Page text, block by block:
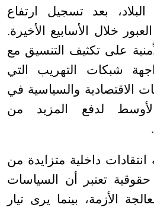
بعد تسجيل ارتفاع
خلال الأسابيع الأخيرة.
على تكثيف التنسيق مع
شبكات التهريب التي
الاقتصادية والسياسية في
لدفع المزيد من
.
داخلية متزايدة من
تعتبر أن السياسات
الأزمة، بينما يرى تيار